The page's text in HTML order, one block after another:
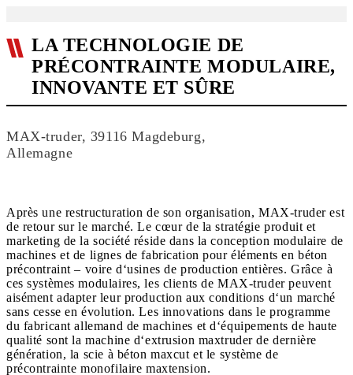
LA TECHNOLOGIE DE
PRÉCONTRAINTE MODULAIRE,
INNOVANTE ET SÛRE
MAX-truder, 39116 Magdeburg,
Allemagne
Après une restructuration de son organisation, MAX-truder est
de retour sur le marché. Le cœur de la stratégie produit et
marketing de la société réside dans la conception modulaire de
machines et de lignes de fabrication pour éléments en béton
précontraint – voire d‘usines de production entières. Grâce à
ces systèmes modulaires, les clients de MAX-truder peuvent
aisément adapter leur production aux conditions d‘un marché
sans cesse en évolution. Les innovations dans le programme
du fabricant allemand de machines et d‘équipements de haute
qualité sont la machine d‘extrusion maxtruder de dernière
génération, la scie à béton maxcut et le système de